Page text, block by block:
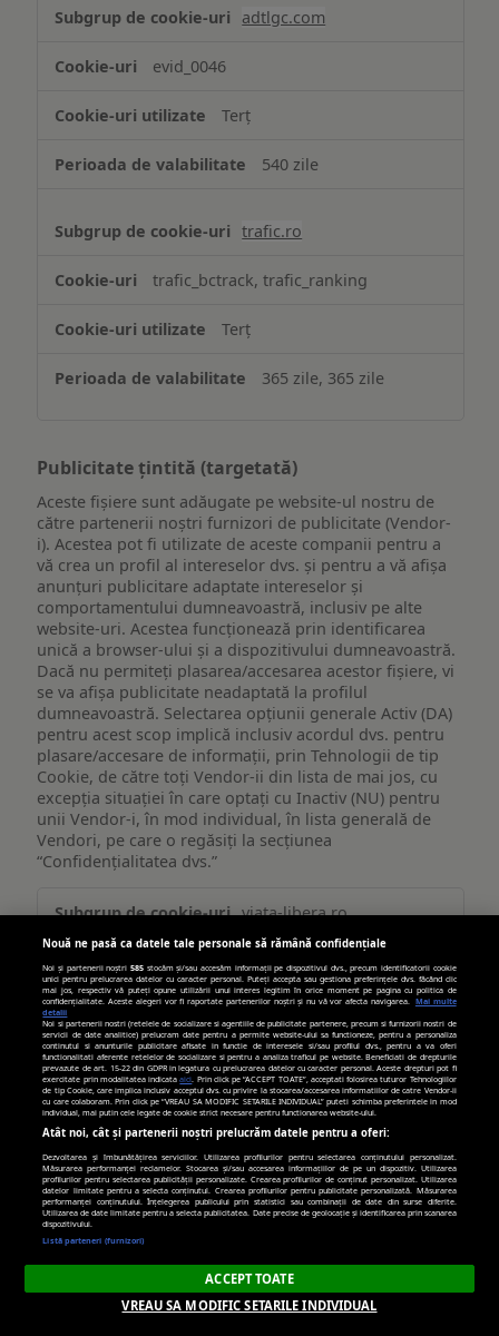
adtlgc.com
evid_0046
Terț
540 zile
trafic.ro
trafic_bctrack, trafic_ranking
Terț
365 zile, 365 zile
Publicitate țintită (targetată)
Aceste fișiere sunt adăugate pe website-ul nostru de
către partenerii noștri furnizori de publicitate (Vendor-
i). Acestea pot fi utilizate de aceste companii pentru a
vă crea un profil al intereselor dvs. și pentru a vă afișa
anunțuri publicitare adaptate intereselor și
comportamentului dumneavoastră, inclusiv pe alte
website-uri. Acestea funcționează prin identificarea
unică a browser-ului și a dispozitivului dumneavoastră.
Dacă nu permiteți plasarea/accesarea acestor fișiere, vi
se va afișa publicitate neadaptată la profilul
dumneavoastră. Selectarea opțiunii generale Activ (DA)
pentru acest scop implică inclusiv acordul dvs. pentru
plasare/accesare de informații, prin Tehnologii de tip
Cookie, de către toți Vendor-ii din lista de mai jos, cu
excepția situației în care optați cu Inactiv (NU) pentru
unii Vendor-i, în mod individual, în lista generală de
Vendori, pe care o regăsiți la secțiunea
“Confidențialitatea dvs.”
(targetată)
viata-libera.ro
__gpi, _cc_id
Primare
389 zile, 269 zile
turn.com
uid
179 zile
Nouă ne pasă ca datele tale personale să rămână confidențiale
Noi și partenerii noștri585 stocăm și/sau accesăm informații pe dispozitivul dvs., precum identificatorii cookie
unici pentru prelucrarea datelor cu caracter personal. Puteți accepta sau gestiona preferințele dvs. făcând clic
mai jos, respectiv vă puteți opune utilizării unui interes legitim în orice moment pe pagina cu politica de
confidențialitate. Aceste alegeri vor fi raportate partenerilor noștri și nu vă vor afecta navigarea.
Mai multe
detalii
Noi si partenerii nostri (retelele de socializare si agentiile de publicitate partenere, precum si furnizorii nostri de
servicii de date analitice) prelucram date pentru a permite website-ului sa functioneze, pentru a personaliza
continutul si anunturile publicitare afisate in functie de interesele si/sau profilul dvs., pentru a va oferi
functionalitati aferente retelelor de socializare si pentru a analiza traficul pe website. Beneficiati de drepturile
prevazute de art. 15-22 din GDPR in legatura cu prelucrarea datelor cu caracter personal. Aceste drepturi pot fi
exercitate prin modalitatea indicataaici . Prin click pe “ACCEPT TOATE”, acceptati folosirea tuturor Tehnologiilor
de tip Cookie, care implica inclusiv acceptul dvs. cu privire la stocarea/accesarea informatiilor de catre Vendor-ii
cu care colaboram. Prin click pe “VREAU SA MODIFIC SETARILE INDIVIDUAL” puteti schimba preferintele in mod
individual, mai putin cele legate de cookie strict necesare pentru functionarea website-ului.
Atât noi, cât și partenerii noștri prelucrăm datele pentru a oferi:
Dezvoltarea și îmbunătățirea serviciilor. Utilizarea profilurilor pentru selectarea conținutului personalizat.
Măsurarea performanței reclamelor. Stocarea și/sau accesarea informațiilor de pe un dispozitiv. Utilizarea
profilurilor pentru selectarea publicității personalizate. Crearea profilurilor de conținut personalizat. Utilizarea
datelor limitate pentru a selecta conținutul. Crearea profilurilor pentru publicitate personalizată. Măsurarea
performanței conținutului. Înțelegerea publicului prin statistici sau combinații de date din surse diferite.
Utilizarea de date limitate pentru a selecta publicitatea. Date precise de geolocație și identificarea prin scanarea
dispozitivului.
Listă parteneri (furnizori)
ACCEPT TOATE
VREAU SA MODIFIC SETARILE INDIVIDUAL